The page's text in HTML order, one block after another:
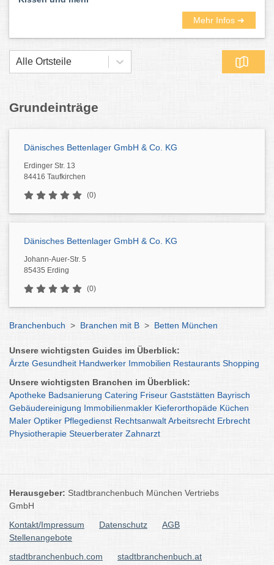
Mehr Infos ➜
Alle Ortsteile
Grundeinträge
Dänisches Bettenlager GmbH & Co. KG
Erdinger Str. 13
84416 Taufkirchen
(0)
Dänisches Bettenlager GmbH & Co. KG
Johann-Auer-Str. 5
85435 Erding
(0)
Branchenbuch > Branchen mit B > Betten München
Unsere wichtigsten Guides im Überblick:
Ärzte Gesundheit Handwerker Immobilien Restaurants Shopping
Unsere wichtigsten Branchen im Überblick:
Apotheke Badsanierung Catering Friseur Gaststätten Bayrisch
Gebäudereinigung Immobilienmakler Kieferorthopäde Küchen
Maler Optiker Pflegedienst RechtsanwaltArbeitsrecht Erbrecht
Physiotherapie Steuerberater Zahnarzt
Herausgeber: Stadtbranchenbuch München Vertriebs
GmbH
Kontakt/Impressum
Datenschutz
AGB
Stellenangebote
stadtbranchenbuch.com
stadtbranchenbuch.at